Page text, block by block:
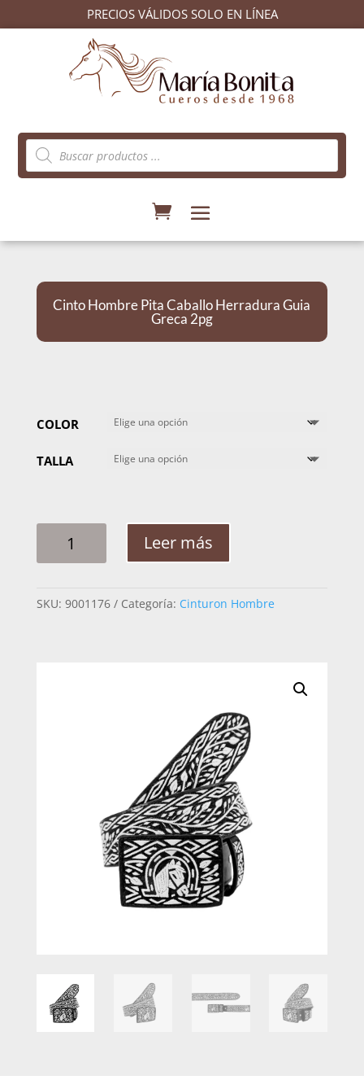
PRECIOS VÁLIDOS SOLO EN LÍNEA
Búsqueda
de
productos
Cinto Hombre Pita Caballo Herradura Guia
Greca 2pg
COLOR
TALLA
HOMBRE
HERRADURA
Leer más
SKU: 9001176 Categoría: Cinturon Hombre